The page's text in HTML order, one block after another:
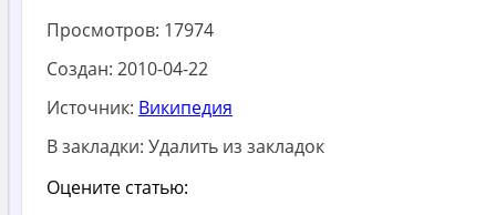
Просмотров: 17974
Создан: 2010-04-22
Источник: Википедия
В закладки: Удалить из закладок
Оцените статью: